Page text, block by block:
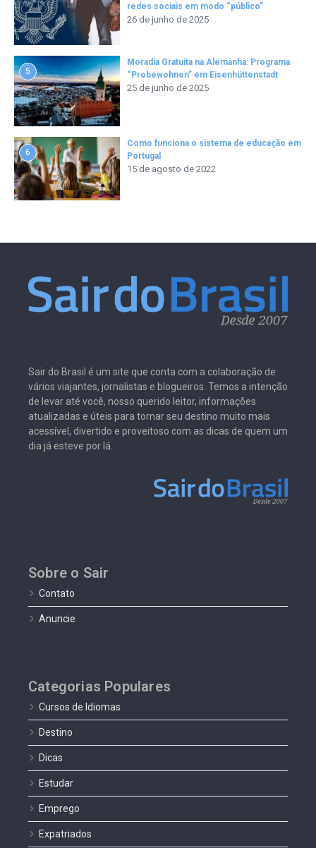
redes sociais em modo “público”
26 de junho de 2025
5
Moradia Gratuita na Alemanha: Programa
“Probewohnen” em Eisenhüttenstadt
25 de junho de 2025
6
Como funciona o sistema de educação em
Portugal
15 de agosto de 2022
Sair do Brasil é um site que conta com a colaboração de
vários viajantes, jornalistas e blogueiros. Temos a intenção
de levar até você, nosso querido leitor, informações
atualizadas e úteis para tornar seu destino muito mais
acessível, divertido e proveitoso com as dicas de quem um
dia já esteve por lá.
Sobre o Sair
Contato
Anuncie
Categorias Populares
Cursos de Idiomas
Destino
Dicas
Estudar
Emprego
Expatriados